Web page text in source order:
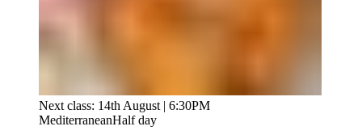
Next class: 14th August | 6:30PM
MediterraneanHalf day